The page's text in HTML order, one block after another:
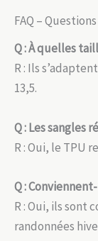
FAQ –
Q : À quelles
R : Ils
13,5.
Q : Les sangles
R : Oui, le TPU
Q :
R : Oui, ils sont
randonnées